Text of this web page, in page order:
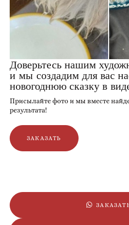
Доверьтесь нашим
и мы создадим для вас
новогоднюю сказку в
Присылайте фото и мы вместе
результата!
ЗАКАЗАТЬ